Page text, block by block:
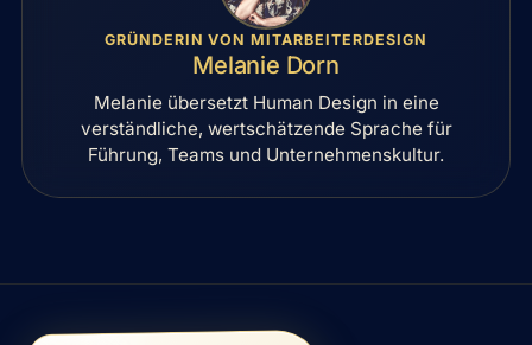
GRÜNDERIN VON MITARBEITERDESIGN
Melanie Dorn
Melanie übersetzt Human Design in eine
verständliche, wertschätzende Sprache für
Führung, Teams und Unternehmenskultur.